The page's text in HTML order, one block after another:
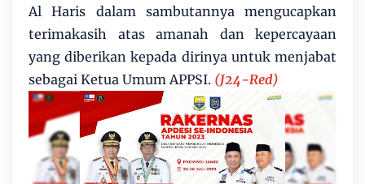
Al Haris dalam sambutannya mengucapkan
terimakasih atas amanah dan kepercayaan
yang diberikan kepada dirinya untuk menjabat
sebagai Ketua Umum APPSI. (J24-Red)